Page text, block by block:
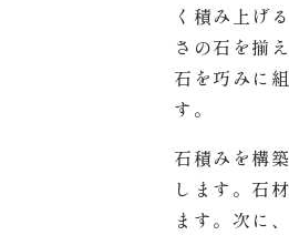
く積み上げ
さの石を揃
石を巧みに
す。
石積みを構
します。石
ます。次に